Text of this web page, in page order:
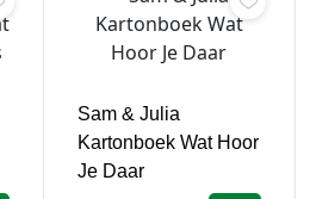
Sam & Julia
Kartonboek Wat Hoor
Je Daar